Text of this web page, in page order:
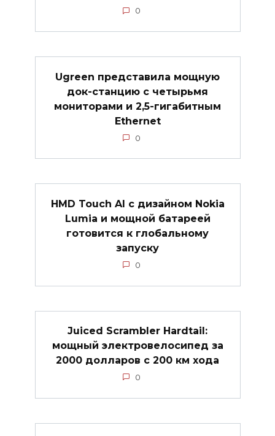
0
Ugreen представила мощную
док-станцию с четырьмя
мониторами и 2,5-гигабитным
Ethernet
0
HMD Touch AI с дизайном Nokia
Lumia и мощной батареей
готовится к глобальному
запуску
0
Juiced Scrambler Hardtail:
мощный электровелосипед за
2000 долларов с 200 км хода
0